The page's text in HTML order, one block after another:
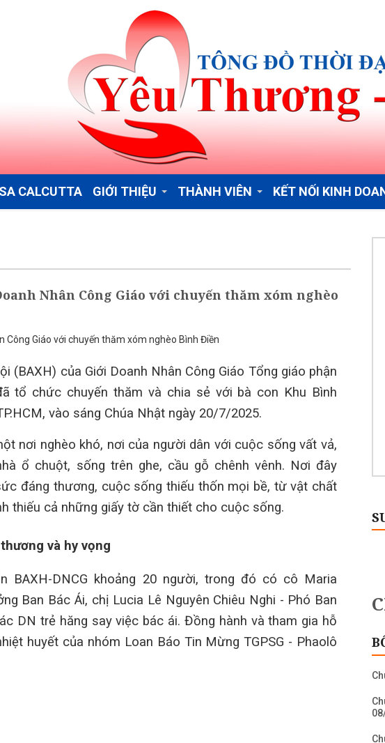
CALCUTTA GIỚI THIỆU THÀNH VIÊN KẾT NỐI KINH
Nhân Công Giáo với chuyến thăm xóm nghèo
(BAXH) của Giới Doanh Nhân Công Giáo Tổng giáo phận
tổ chức chuyến thăm và chia sẻvới bà con Khu Bình
vào sáng Chúa Nhật ngày 20/7/2025.
nơi nghèo khó, nơi của người dân với cuộc sống vất vả,
ổ chuột, sống trên ghe, cầu gỗ chênh vênh. Nơi đây
đáng thương, cuộc sống thiếu thốn mọi bề, từ vật chất
thiếu cả những giấy tờ cần thiết cho cuộc sống.
và hy vọng
BAXH-DNCG khoảng 20 người, trong đó có cô Maria
Ban Bác Ái, chị Lucia Lê Nguyên Chiêu Nghi - Phó Ban
DN trẻ hăng say việc bác ái. Đồng hành và tham gia hỗ
huyết của nhóm Loan Báo Tin Mừng TGPSG - Phaolô